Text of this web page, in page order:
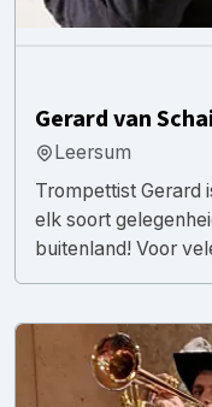
Gerard van
Leersum
Trompettist Gerard
elk soort
buitenland! Voor